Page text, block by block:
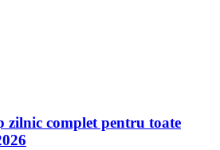
zilnic complet pentru toate